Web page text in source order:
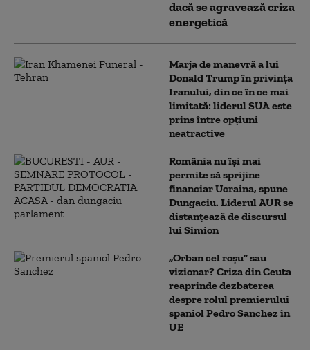
dacă se agravează criza
energetică
Marja de manevră a lui
Donald Trump în privința
Iranului, din ce în ce mai
limitată: liderul SUA este
prins între opțiuni
neatractive
România nu își mai
permite să sprijine
financiar Ucraina, spune
Dungaciu. Liderul AUR se
distanțează de discursul
lui Simion
„Orban cel roșu” sau
vizionar? Criza din Ceuta
reaprinde dezbaterea
despre rolul premierului
spaniol Pedro Sanchez în
UE